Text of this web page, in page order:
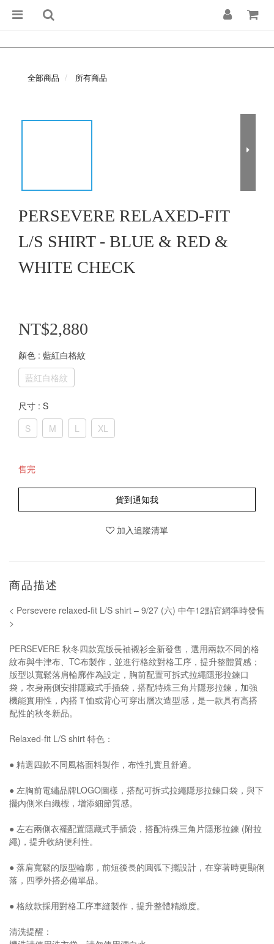
全部商品 所有商品
PERSEVERE RELAXED-FIT
L/S SHIRT - BLUE & RED &
WHITE CHECK
NT$2,880
顏色 : 藍紅白格紋
藍紅白格紋
尺寸 : S
S
M L XL
售完
貨到通知我
加入追蹤清單
商品描述
< Persevere relaxed-fit L/S shirt – 9/27 (六) 中午12點官網準時發售
>
PERSEVERE 秋冬四款寬版長袖襯衫全新發售，選用兩款不同的格
紋布與牛津布、TC布製作，並進行格紋對格工序，提升整體質感；
版型以寬鬆落肩輪廓作為設定，胸前配置可拆式拉繩隱形拉鍊口
袋，衣身兩側安排隱藏式手插袋，搭配特殊三角片隱形拉鍊，加強
機能實用性，內搭Ｔ恤或背心可穿出層次造型感，是一款具有高搭
配性的秋冬新品。
Relaxed-fit L/S shirt 特色：
● 精選四款不同風格面料製作，布性扎實且舒適。
● 左胸前電繡品牌LOGO圖樣，搭配可拆式拉繩隱形拉鍊口袋，與下
擺內側米白織標，增添細節質感。
● 左右兩側衣襬配置隱藏式手插袋，搭配特殊三角片隱形拉鍊 (附拉
繩)，提升收納便利性。
● 落肩寬鬆的版型輪廓，前短後長的圓弧下擺設計，在穿著時更顯俐
落，四季外搭必備單品。
● 格紋款採用對格工序車縫製作，提升整體精緻度。
清洗提醒：